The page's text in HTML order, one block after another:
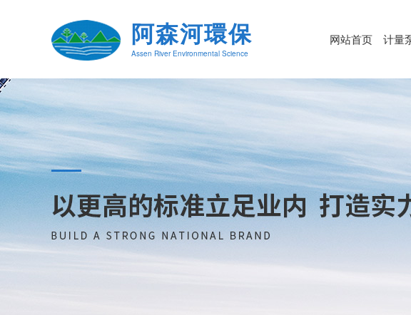
阿森河環保
Assen River Environmental Science
网站首页 计量